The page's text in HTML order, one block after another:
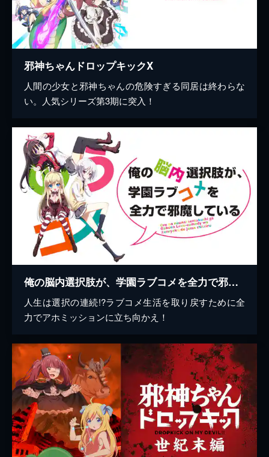
邪神ちゃんドロップキックX
人間の少女と邪神ちゃんの危険すぎる同居は終わらな
い。人気シリーズ第3期に突入！
俺の脳内選択肢が、学園ラブコメを全力で邪魔している
人生は選択の連続!?ラブコメ生活を取り戻すために全
力でアホミッションに立ち向かえ！